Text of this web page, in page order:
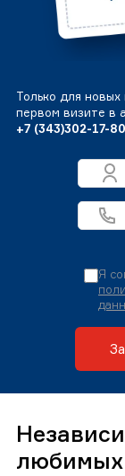
Только для новых
первом визите в
+7 (343)302-17-80
Я
любимых